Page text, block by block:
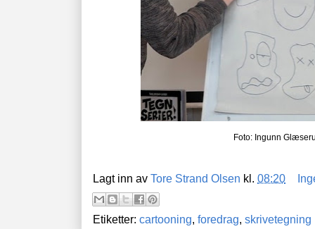
Foto: Ingunn
Lagt inn av Tore Strand Olsen kl. 08:20
Etiketter: cartooning foredrag skrivetegning